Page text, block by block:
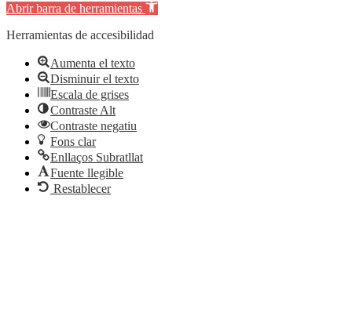
Abrir barra de herramientas
Herramientas de accesibilidad
Aumenta el texto
Disminuir el texto
Escala de grises
Contraste Alt
Contraste negatiu
Fons clar
Enllaços Subratllat
Fuente llegible
Restablecer